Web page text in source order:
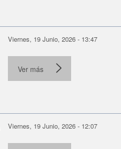
Viernes, 19 Junio, 2026 - 13:47
Ver más
Viernes, 19 Junio, 2026 - 12:07